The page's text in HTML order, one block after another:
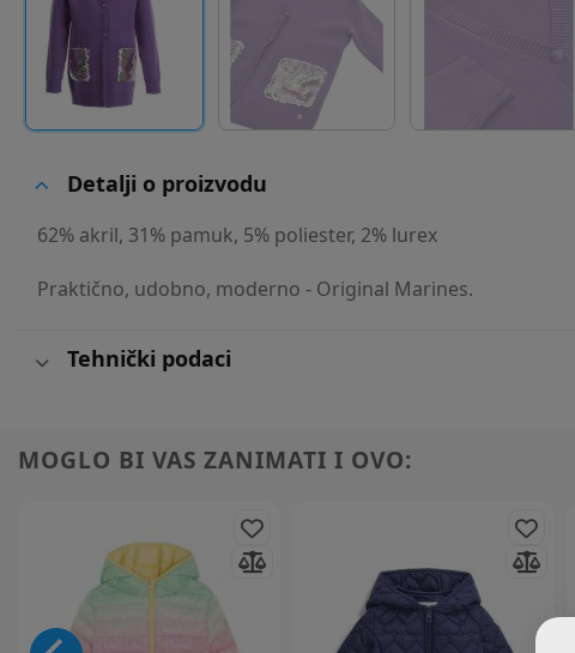
Detalji o proizvodu
62% akril, 31% pamuk, 5% poliester, 2% lurex
Praktično, udobno, moderno - Original Marines.
Tehnički podaci
MOGLO BI VAS ZANIMATI I OVO: